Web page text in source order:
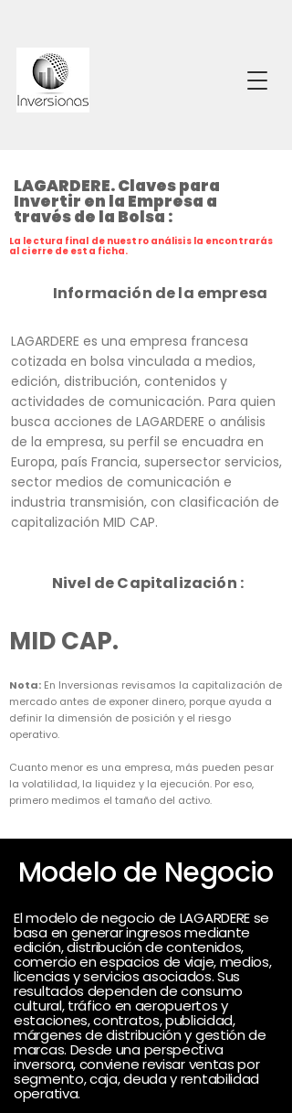
LAGARDERE. Claves para
Invertir en la Empresa a
través de la Bolsa :
La lectura final de nuestro análisis la encontrarás
al cierre de esta ficha.
Información de la empresa
LAGARDERE es una empresa francesa
cotizada en bolsa vinculada a medios,
edición, distribución, contenidos y
actividades de comunicación. Para quien
busca acciones de LAGARDERE o análisis
de la empresa, su perfil se encuadra en
Europa, país Francia, supersector servicios,
sector medios de comunicación e
industria transmisión, con clasificación de
capitalización MID CAP.
Nivel de Capitalización :
MID CAP.
Nota: En Inversionas revisamos la capitalización de
mercado antes de exponer dinero, porque ayuda a
definir la dimensión de posición y el riesgo
operativo.
Cuanto menor es una empresa, más pueden pesar
la volatilidad, la liquidez y la ejecución. Por eso,
primero medimos el tamaño del activo.
Modelo de Negocio
El modelo de negocio de LAGARDERE se
basa en generar ingresos mediante
edición, distribución de contenidos,
comercio en espacios de viaje, medios,
licencias y servicios asociados. Sus
resultados dependen de consumo
cultural, tráfico en aeropuertos y
estaciones, contratos, publicidad,
márgenes de distribución y gestión de
marcas. Desde una perspectiva
inversora, conviene revisar ventas por
segmento, caja, deuda y rentabilidad
operativa.